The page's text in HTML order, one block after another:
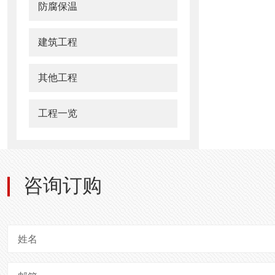
防腐保温
建筑工程
其他工程
工程一览
咨询订购
姓名